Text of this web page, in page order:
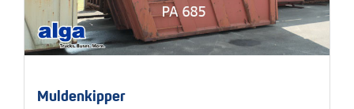
Muldenkipper